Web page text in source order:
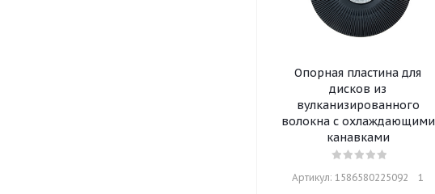
Опорная пластина для
дисков из
вулканизированного
волокна с охлаждающими
канавками
Артикул: 1586580225092    1